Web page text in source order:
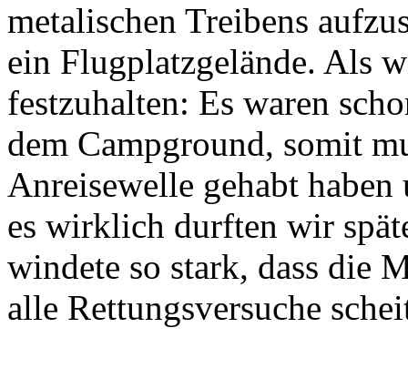
metalischen Treibens
ein Flugplatzgelände. Als
festzuhalten: Es waren
dem Campground, somit
Anreisewelle gehabt
es wirklich durften wir
windete so stark, dass die
alle Rettungsversuche